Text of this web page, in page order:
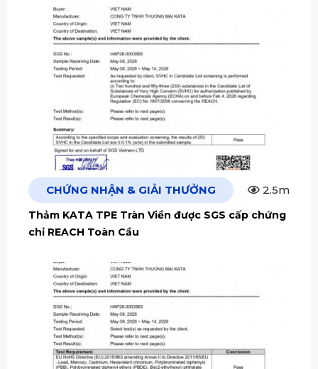
CHỨNG NHẬN & GIẢI THƯỞNG 2.5m
Thảm KATA TPE Tràn Viền được SGS cấp chứng
chỉ REACH Toàn Cầu